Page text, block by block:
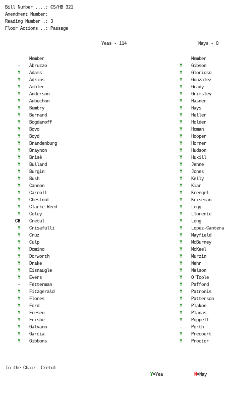
Bill Number ....: CS/HB 321
Amendment Number:
Reading Number .: 3
Floor Actions ..: Passage
Yeas - 114 Nays - 0
Member
-
Abruzzo
Y
Adams
Y
Adkins
Y
Ambler
Y
Anderson
Y
Aubuchon
Y
Bembry
Y
Bernard
Y
Bogdanoff
Y
Bovo
Y
Boyd
Y
Brandenburg
Y
Braynon
Y
Brisé
Y
Bullard
Y
Burgin
Y
Bush
Y
Cannon
Y
Carroll
Y
Chestnut
Y
Clarke-Reed
Y
Coley
CH
Cretul
Y
Crisafulli
Y
Cruz
Y
Culp
Y
Domino
Y
Dorworth
Y
Drake
Y
Eisnaugle
Y
Evers
-
Fetterman
Y
Fitzgerald
Y
Flores
Y
Ford
Y
Fresen
Y
Frishe
Y
Galvano
Y
Garcia
Y
Gibbons
Member
Y
Gibson
Y
Glorioso
Y
Gonzalez
Y
Grady
Y
Grimsley
Y
Hasner
Y
Hays
Y
Heller
Y
Holder
Y
Homan
Y
Hooper
Y
Horner
Y
Hudson
Y
Hukill
Y
Jenne
Y
Jones
Y
Kelly
Y
Kiar
Y
Kreegel
Y
Kriseman
Y
Legg
Y
Llorente
Y
Long
Y
Lopez-Cantera
Y
Mayfield
Y
McBurney
Y
McKeel
Y
Murzin
Y
Nehr
Y
Nelson
Y
O'Toole
Y
Pafford
Y
Patronis
Y
Patterson
Y
Plakon
Y
Planas
Y
Poppell
-
Porth
Y
Precourt
Y
Proctor
In the Chair: Cretul
Y=Yea N=Nay